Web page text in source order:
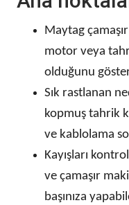
Maytag
motor veya
olduğunu
Sık rastlanan
kopmuş tahrik
ve kablolama
Kayışları
ve çamaşır
başınıza